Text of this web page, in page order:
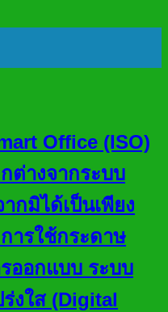
Office (ISO)
ต่างจากระบบ
กมิได้เป็นเพียง
ารใช้กระดาษ
ออกแบบ ระบบ
งใส (Digital